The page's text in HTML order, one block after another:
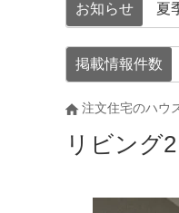
お知らせ 夏
掲載情報件数
注文住宅のハウ
リビング2